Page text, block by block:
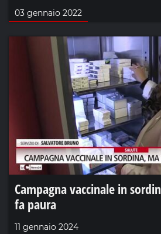
03 gennaio 2022
Campagna vaccinale in
fa paura
11 gennaio 2024